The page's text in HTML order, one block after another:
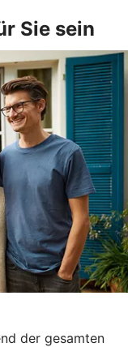
Sie sein
der gesamten